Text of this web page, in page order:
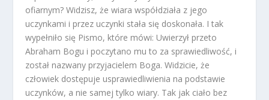
ofiarnym? Widzisz, że wiara współdziała z jego
uczynkami i przez uczynki stała się doskonała. I tak
wypełniło się Pismo, które mówi: Uwierzył przeto
Abraham Bogu i poczytano mu to za sprawiedliwość, i
został nazwany przyjacielem Boga. Widzicie, że
człowiek dostępuje usprawiedliwienia na podstawie
uczynków, a nie samej tylko wiary. Tak jak ciało bez